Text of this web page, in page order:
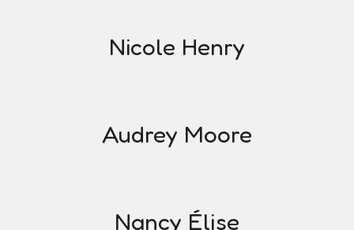
Nicole Henry
Audrey Moore
Nancy Élise